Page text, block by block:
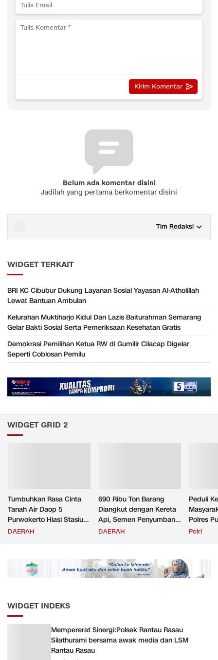
Belum ada komentar disini
Jadilah yang pertama berkomentar disini
Tim Redaksi
WIDGET TERKAIT
BRI KC Cibubur Dukung Layanan Sosial Yayasan Al-Atholillah
Lewat Bantuan Ambulan
Kelurahan Muktiharjo Kidul Dan Lazis Baiturahman Semarang
Gelar Bakti Sosial Serta Pemeriksaan Kesehatan Gratis
Demokrasi Pemilihan Ketua RW di Gumilir Cilacap Digelar
Seperti Coblosan Pemilu
WIDGET GRID 2
Tumbuhkan Rasa Cinta
Tanah Air Daop 5
Purwokerto Hiasi Stasiun
dengan Ornamen
DAERAH
690 Ribu Ton Barang
Diangkut dengan Kereta
Api, Semen Penyumbang
Volume Terbesar
Semester 1 Tahun 2026
DAERAH
Peduli
Polres
Jemput
Polri
WIDGET INDEKS
Mempererat Sinergi:Polsek Rantau Rasau
Silathurami bersama awak media dan LSM
Rantau Rasau